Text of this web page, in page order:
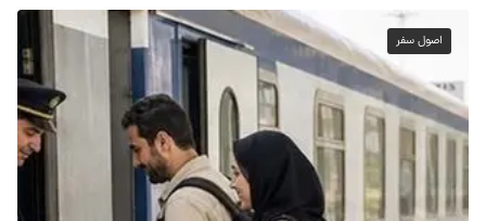
اصول سفر